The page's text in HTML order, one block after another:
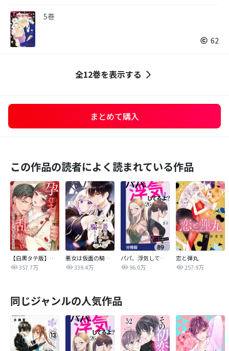
5巻
62
全12巻を表示する
まとめて購入
この作品の読者によく読まれている作品
【白黒タテ版】孕むまで乱れいけ～身代わり花嫁と軍服の猛愛
357.7万
悪女は仮面の騎士に騙されない
339.4万
パパ、浮気してるよ？娘と二人でクズ夫を捨てます【分冊版】
96.0万
恋と弾丸
257.9万
同じジャンルの人気作品